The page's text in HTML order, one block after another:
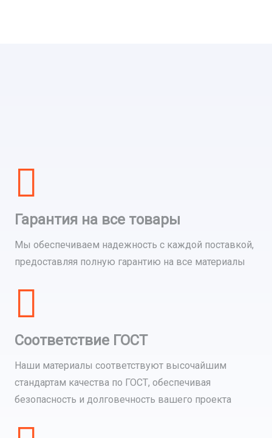
Гарантия на все товары
Мы обеспечиваем надежность с каждой поставкой,
предоставляя полную гарантию на все материалы
Соответствие ГОСТ
Наши материалы соответствуют высочайшим
стандартам качества по ГОСТ, обеспечивая
безопасность и долговечность вашего проекта